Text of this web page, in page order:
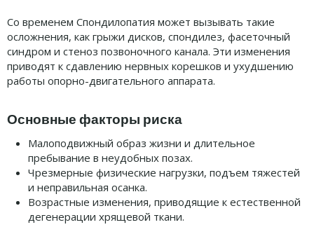
Со временем Спондилопатия может вызывать такие
осложнения, как грыжи дисков, спондилез, фасеточный
синдром и стеноз позвоночного канала. Эти изменения
приводят к сдавлению нервных корешков и ухудшению
работы опорно-двигательного аппарата.
Основные факторы риска
Малоподвижный образ жизни и длительное
пребывание в неудобных позах.
Чрезмерные физические нагрузки, подъем тяжестей
и неправильная осанка.
Возрастные изменения, приводящие к естественной
дегенерации хрящевой ткани.